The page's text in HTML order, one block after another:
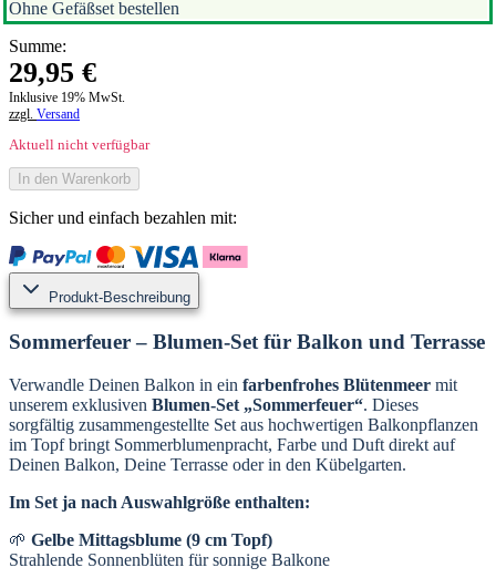
Ohne Gefäßset bestellen
Summe:
29,95 €
Inklusive 19% MwSt.
zzgl. Versand
Aktuell nicht verfügbar
In den Warenkorb
Sicher und einfach bezahlen mit:
Produkt-Beschreibung
Sommerfeuer – Blumen-Set für Balkon und Terrasse
Verwandle Deinen Balkon in ein farbenfrohes Blütenmeer mit
unserem exklusiven Blumen-Set „Sommerfeuer“. Dieses
sorgfältig zusammengestellte Set aus hochwertigen Balkonpflanzen
im Topf bringt Sommerblumenpracht, Farbe und Duft direkt auf
Deinen Balkon, Deine Terrasse oder in den Kübelgarten.
Im Set ja nach Auswahlgröße enthalten:
🌱 Gelbe Mittagsblume (9 cm Topf)
Strahlende Sonnenblüten für sonnige Balkone